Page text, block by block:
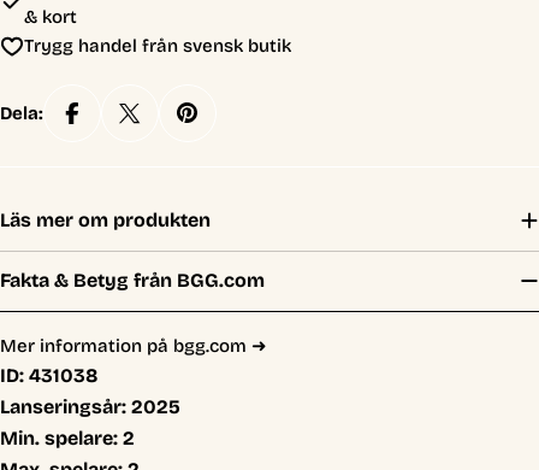
& kort
Trygg handel från svensk butik
Dela:
Läs mer om produkten
Fakta & Betyg från BGG.com
Mer information på bgg.com ➜
ID: 431038
Lanseringsår: 2025
Min. spelare: 2